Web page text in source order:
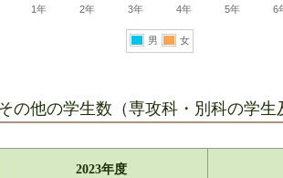
1年 2年 3年 4年 5年 6
男 女
の他の学生数（専攻科・別科の学生
2023年度